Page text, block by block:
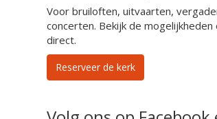
Voor bruiloften, uitvaarten,
concerten. Bekijk de
direct.
Reserveer de kerk